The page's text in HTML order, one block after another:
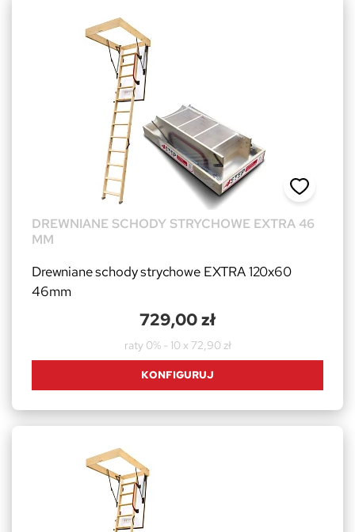
DREWNIANE SCHODY STRYCHOWE EXTRA 46
MM
Drewniane schody strychowe EXTRA 120x60
46mm
729,00 zł
raty 0% - 10 x 72,90 zł
KONFIGURUJ